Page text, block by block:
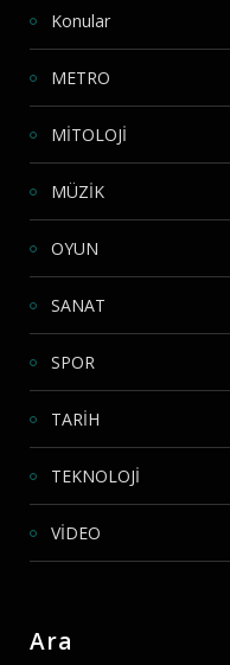
Konular
METRO
MİTOLOJİ
MÜZİK
OYUN
SANAT
SPOR
TARİH
TEKNOLOJİ
VİDEO
Ara